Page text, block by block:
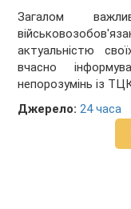
Загалом
актуальністю
вчасно
непорозумінь із
Джерело: 24 часа